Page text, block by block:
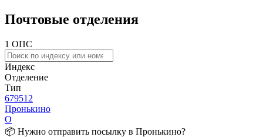
Почтовые отделения
1 ОПС
Индекс
Отделение
Тип
679512
Пронькино
О
📦 Нужно отправить посылку в Пронькино?